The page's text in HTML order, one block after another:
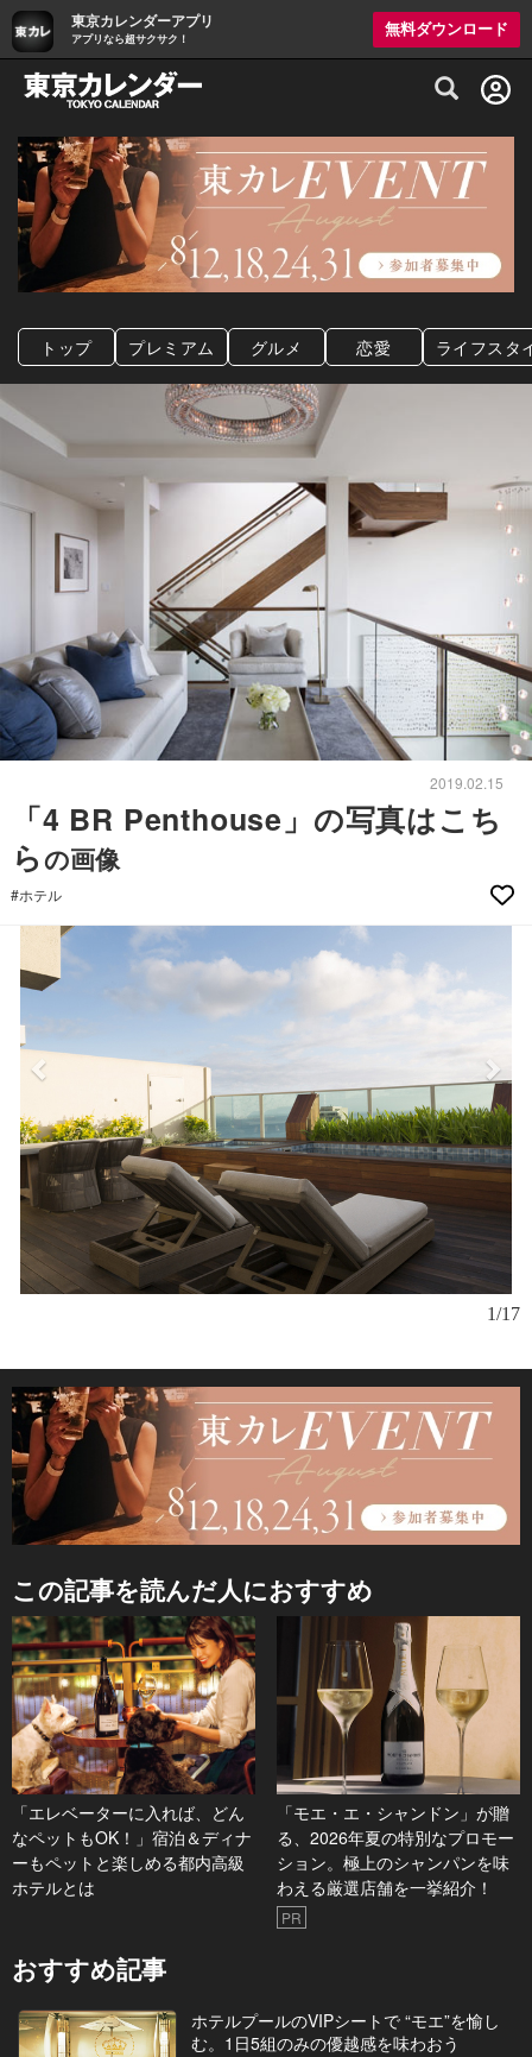
東京カレンダーアプリ
アプリなら超サクサク！
無料ダウンロード
グルメ情報・プレミアムレストラン予約
トップ プレミアム グルメ 恋愛 ライフスタ
2019.02.15
「4 BR Penthouse」の写真はこち
らの画像
#ホテル
1/17
この記事を読んだ人におすすめ
「エレベーターに入れば、どん
なペットもOK！」宿泊＆ディナ
ーもペットと楽しめる都内高級
ホテルとは
「モエ・エ・シャンドン」が贈
る、2026年夏の特別なプロモー
ション。極上のシャンパンを味
わえる厳選店舗を一挙紹介！
PR
おすすめ記事
ホテルプールのVIPシートで “モエ”を愉し
む。1日5組のみの優越感を味わおう